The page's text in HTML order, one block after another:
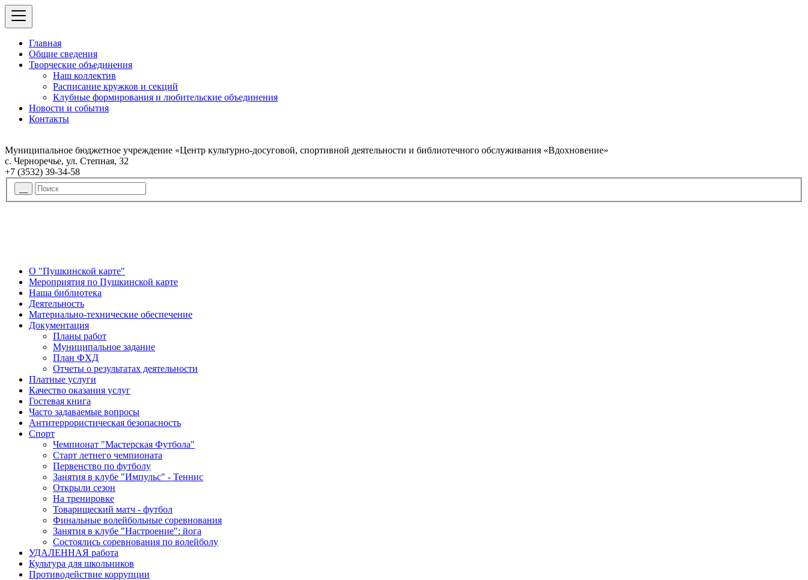
Главная
Общие сведения
Творческие объединения
Наш коллектив
Расписание кружков и секций
Клубные формирования и любительские объединения
Новости и события
Контакты
Муниципальное бюджетное учреждение «Центр культурно-досуговой, спортивной деятельности и библиотечного обслуживания «Вдохновение»
с. Черноречье, ул. Степная, 32
+7 (3532) 39-34-58
О "Пушкинской карте"
Мероприятия по Пушкинской карте
Наша библиотека
Деятельность
Материально-технические обеспечение
Документация
Планы работ
Муниципальное задание
План ФХД
Отчеты о результатах деятельности
Платные услуги
Качество оказания услуг
Гостевая книга
Часто задаваемые вопросы
Антитеррористическая безопасность
Спорт
Чемпионат "Мастерская Футбола"
Старт летнего чемпионата
Первенство по футболу
Занятия в клубе "Импульс" - Теннис
Открыли сезон
На тренировке
Товарищеский матч - футбол
Финальные волейбольные соревнования
Занятия в клубе "Настроение": йога
Состоялись соревнования по волейболу
УДАЛЕННАЯ работа
Культура для школьников
Противодействие коррупции